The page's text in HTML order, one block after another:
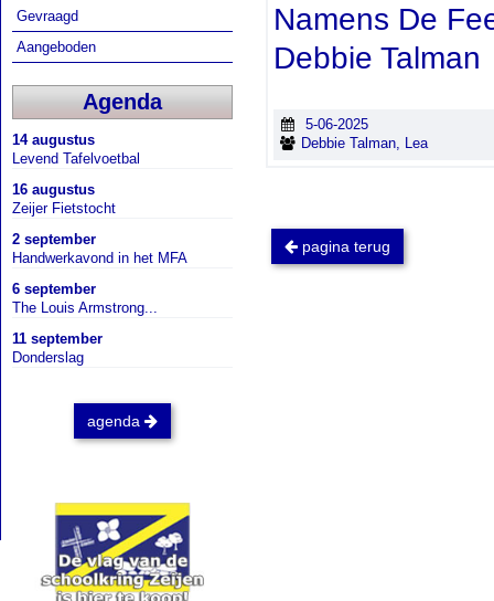
Gevraagd
Aangeboden
Agenda
14 augustus
Levend Tafelvoetbal
16 augustus
Zeijer Fietstocht
2 september
Handwerkavond in het MFA
6 september
The Louis Armstrong...
11 september
Donderslag
agenda
Namens De
Debbie Talman
5-06-2025
Debbie Talman, Lea
pagina terug